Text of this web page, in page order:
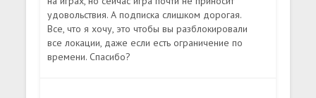
удовольствия. А подписка слишком дорогая.
Все, что я хочу, это чтобы вы разблокировали
все локации, даже если есть ограничение по
времени. Спасибо?